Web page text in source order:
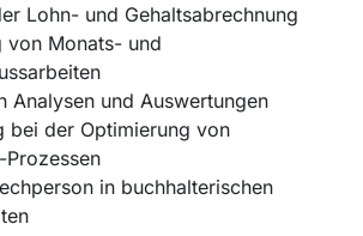
Lohn- und Gehaltsabrechnung
von Monats- und
Analysen und Auswertungen
bei der Optimierung von
Prozessen
in buchhalterischen